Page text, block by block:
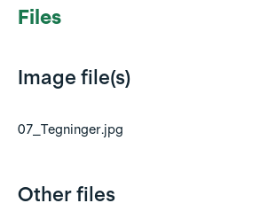
Files
Image file(s)
07_Tegninger.jpg
Other files